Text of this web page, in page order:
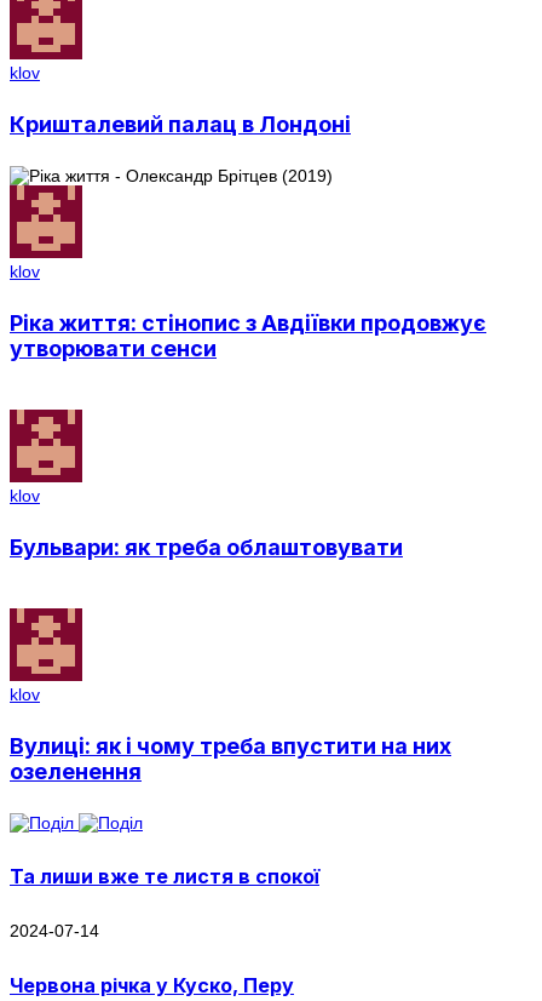
klov
Кришталевий палац в Лондоні
klov
Ріка життя: стінопис з Авдіївки продовжує
утворювати сенси
klov
Бульвари: як треба облаштовувати
klov
Вулиці: як і чому треба впустити на них
озеленення
Та лиши вже те листя в спокої
2024-07-14
Червона річка у Куско, Перу